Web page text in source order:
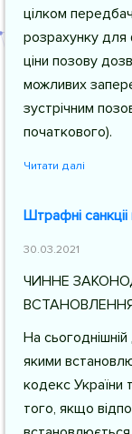
цілком
розрахунку для
ціни позову
можливих
зустрічним
початкового).
Читати далі
Штрафні
30.03.2021
ЧИННЕ
На сьогоднішній
якими
кодекс України
того, якщо